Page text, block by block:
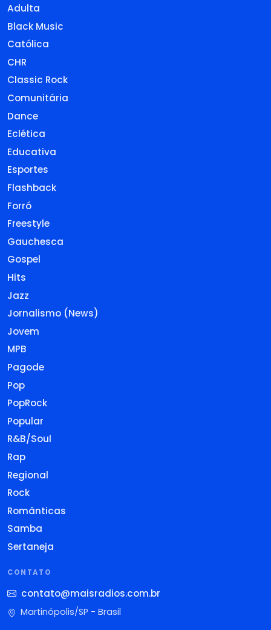
Adulta
Black Music
Católica
CHR
Classic Rock
Comunitária
Dance
Eclética
Educativa
Esportes
Flashback
Forró
Freestyle
Gauchesca
Gospel
Hits
Jazz
Jornalismo (News)
Jovem
MPB
Pagode
Pop
PopRock
Popular
R&B/Soul
Rap
Regional
Rock
Românticas
Samba
Sertaneja
CONTATO
contato@maisradios.com.br
Martinópolis/SP - Brasil